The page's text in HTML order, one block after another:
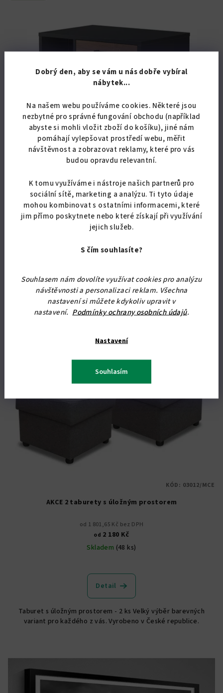
Dobrý den, aby se vám u nás dobře vybíral
nábytek...
Na našem webu používáme cookies. Některé jsou
nezbytné pro správné fungování obchodu (například
abyste si mohli vložit zboží do košíku), jiné nám
pomáhají vylepšovat prostředí webu, měřit
návštěvnost a zobrazovat reklamy, které pro vás
budou opravdu relevantní.
K tomu využíváme i nástroje našich partnerů pro
sociální sítě, marketing a analýzu. Ti tyto údaje
mohou kombinovat s ostatními informacemi, které
jim přímo poskytnete nebo které získají při využívání
jejich služeb.
S čím souhlasíte?
Souhlasem nám dovolíte využívat cookies pro analýzu
návštěvnosti a personalizaci reklam. Všechna
nastavení si můžete kdykoliv upravit v
nastavení. Podmínky ochrany osobních údajů.
Nastavení
Souhlasím
Konferenční stolek MAROKO 35
4 173,55 Kč bez DPH
5 050 Kč
Skladem
Detail
každého moderního obývacího pokoje. Rozměry: v.46 x š.90 x
hl.60 cm.
KÓD:8072/ANT
AKCE 2 taburety s úložným prostorem
od 1 801,65 Kč bez DPH
od 2 180 Kč
Skladem (48 ks)
hodnocení
produktu
z
5
Detail
Taburet s úložným prostorem - 2 ks Velký výběr barevných
variant pro každého z vás. Vyrobeno v České republice.
KÓD: 03012/MCE